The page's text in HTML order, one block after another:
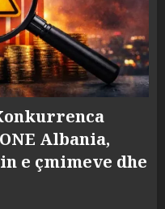
Albania,
e çmimeve dhe